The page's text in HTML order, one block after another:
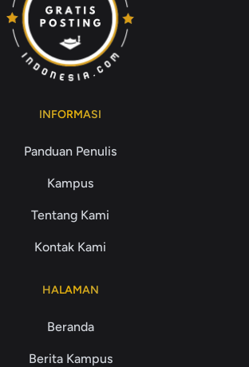
INFORMASI
Panduan Penulis
Kampus
Tentang Kami
Kontak Kami
HALAMAN
Beranda
Berita Kampus